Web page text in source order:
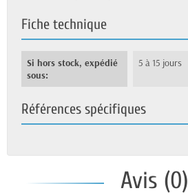
Fiche technique
Si hors stock, expédié
sous:
5 à 15 jours
Références spécifiques
Avis (0)